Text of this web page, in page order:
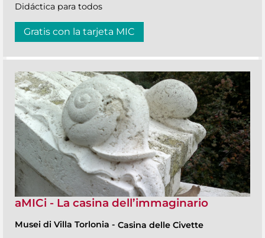
Didáctica para todos
Gratis con la tarjeta MIC
aMICi - La casina dell’immaginario
Musei di Villa Torlonia - Casina delle Civette